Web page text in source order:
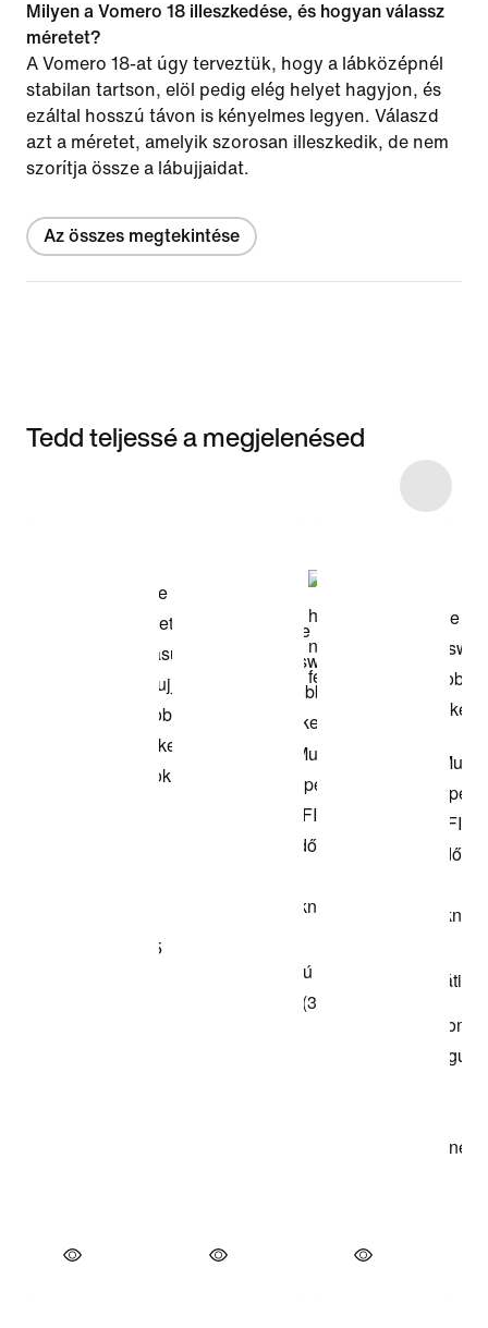
Milyen a Vomero 18 illeszkedése, és hogyan válassz
méretet?
A Vomero 18-at úgy terveztük, hogy a lábközépnél
stabilan tartson, elöl pedig elég helyet hagyjon, és
ezáltal hosszú távon is kényelmes legyen. Válaszd
azt a méretet, amelyik szorosan illeszkedik, de nem
szorítja össze a lábujjaidat.
Az összes megtekintése
Tedd teljessé a megjelenésed